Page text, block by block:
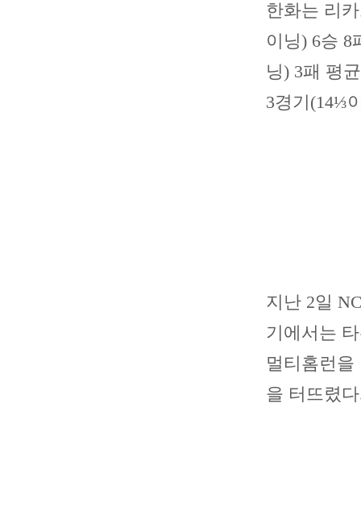
한화는 리
이닝) 6승 8
닝) 3패 평
3경기(14⅓
지난 2일
기에서는
멀티홈런을
을 터뜨렸